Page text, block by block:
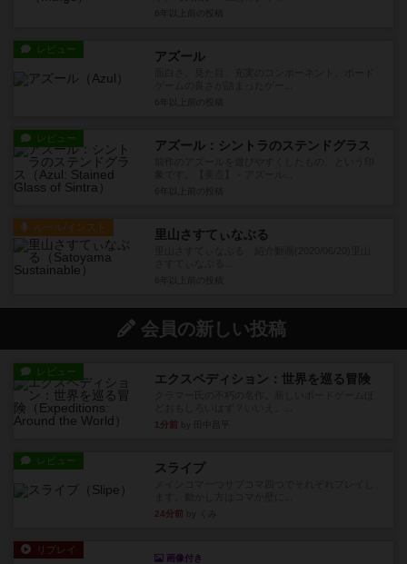
レビュー アズール
レビュー アズール：シントラのステンドグラス
ルール/インスト 里山さすてぃなぶる
会員の新しい投稿
レビュー エクスペディション：世界を巡る冒険
1分前
レビュー スライプ
24分前
リプレイ
画像付き